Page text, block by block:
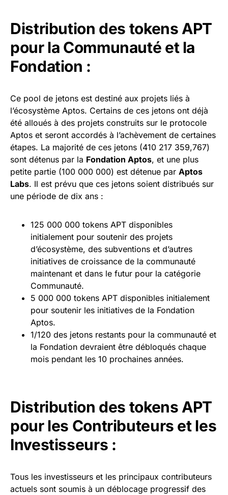
Distribution des tokens APT
pour la Communauté et la
Fondation :
Ce pool de jetons est destiné aux projets liés à
l’écosystème Aptos. Certains de ces jetons ont déjà
été alloués à des projets construits sur le protocole
Aptos et seront accordés à l’achèvement de certaines
étapes. La majorité de ces jetons (410 217 359,767)
sont détenus par la Fondation Aptos, et une plus
petite partie (100 000 000) est détenue par Aptos
Labs. Il est prévu que ces jetons soient distribués sur
une période de dix ans :
125 000 000 tokens APT disponibles
initialement pour soutenir des projets
d’écosystème, des subventions et d’autres
initiatives de croissance de la communauté
maintenant et dans le futur pour la catégorie
Communauté.
5 000 000 tokens APT disponibles initialement
pour soutenir les initiatives de la Fondation
Aptos.
1/120 des jetons restants pour la communauté et
la Fondation devraient être débloqués chaque
mois pendant les 10 prochaines années.
Distribution des tokens APT
pour les Contributeurs et les
Investisseurs :
Tous les investisseurs et les principaux contributeurs
actuels sont soumis à un déblocage progressif des